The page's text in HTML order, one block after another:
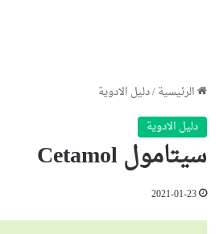
الرئيسية/دليل الادوية
دليل الادوية
سيتامول Cetamol
2021-01-23